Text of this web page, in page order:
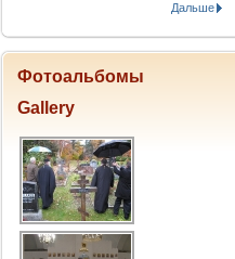
Дальше
Фотоальбомы
Gallery